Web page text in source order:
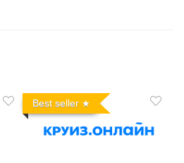
Best seller